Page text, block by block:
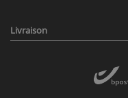
Livraison